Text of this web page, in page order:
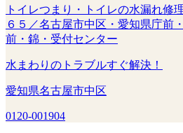
トイレつまり・トイレの水漏れ修
６５／名古屋市中区・愛知県庁前
前・錦・受付センター
水まわりのトラブルすぐ解決！
愛知県名古屋市中区
0120-001904